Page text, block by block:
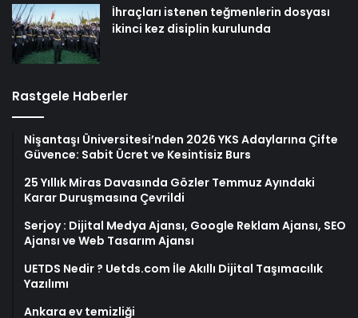
İhraçları istenen teğmenlerin dosyası
ikinci kez disiplin kurulunda
Rastgele Haberler
Nişantaşı Üniversitesi’nden 2026 YKS Adaylarına Çifte
Güvence: Sabit Ücret ve Kesintisiz Burs
25 Yıllık Miras Davasında Gözler Temmuz Ayındaki
Karar Duruşmasına Çevrildi
Serjoy : Dijital Medya Ajansı, Google Reklam Ajansı, SEO
Ajansı ve Web Tasarım Ajansı
UETDS Nedir ? Uetds.com İle Akıllı Dijital Taşımacılık
Yazılımı
Ankara ev temizliği